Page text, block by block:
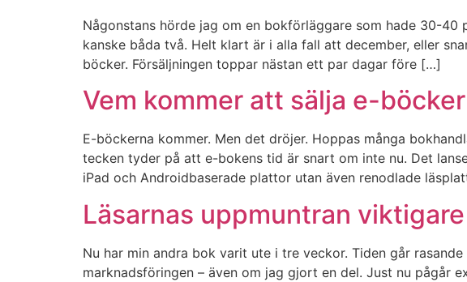
Någonstans hörde jag om en bokförläggare som hade 30-
kanske båda två. Helt klart är i alla fall att december, eller
böcker. Försäljningen toppar nästan ett par dagar före […]
Vem kommer att sälja e-
E-böckerna kommer. Men det dröjer. Hoppas många
tecken tyder på att e-bokens tid är snart om inte nu. Det
iPad och Androidbaserade plattor utan även renodlade
Läsarnas uppmuntran
Nu har min andra bok varit ute i tre veckor. Tiden går
marknadsföringen – även om jag gjort en del. Just nu pågår